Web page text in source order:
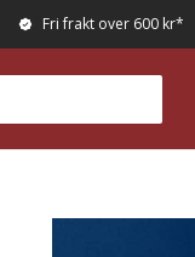
Fri frakt over 600 kr*